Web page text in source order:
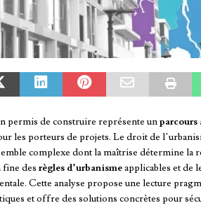
permis de construire représente un
les porteurs de projets. Le droit de
complexe dont la maîtrise détermine la
des règles d’urbanismeapplicables et de
Cette analyse propose une lecture
et offre des solutions concrètes pour